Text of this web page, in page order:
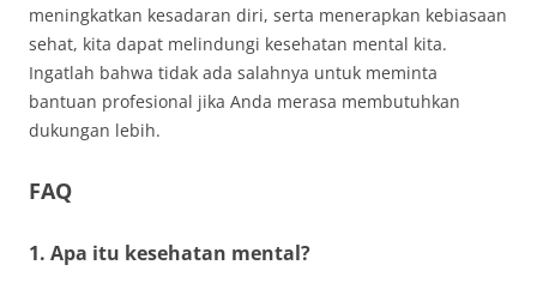
meningkatkan kesadaran diri, serta menerapkan kebiasaan
sehat, kita dapat melindungi kesehatan mental kita.
Ingatlah bahwa tidak ada salahnya untuk meminta
bantuan profesional jika Anda merasa membutuhkan
dukungan lebih.
FAQ
1. Apa itu kesehatan mental?